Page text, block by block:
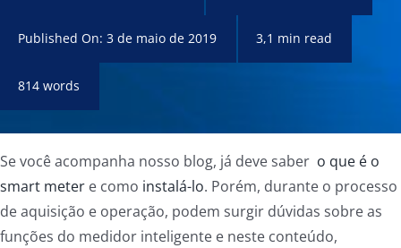
Published On: 3 de maio de 2019 3,1 min read
814 words
Se você acompanha nosso blog, já deve saber o que é o
smart metere como instalá-lo. Porém, durante o processo
de aquisição e operação, podem surgir dúvidas sobre as
funções do medidor inteligente e neste conteúdo,